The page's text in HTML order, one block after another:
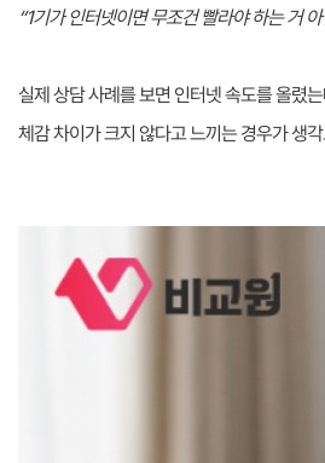
“1기가 인터넷이면 무조건 빨라야 하는 거
실제 상담 사례를 보면 인터넷 속도를 올렸
체감 차이가 크지 않다고 느끼는 경우가 생